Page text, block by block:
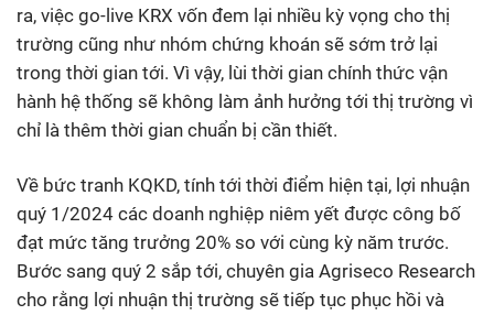
ra, việc go-live KRX vốn đem lại nhiều kỳ vọng cho thị
trường cũng như nhóm chứng khoán sẽ sớm trở lại
trong thời gian tới. Vì vậy, lùi thời gian chính thức vận
hành hệ thống sẽ không làm ảnh hưởng tới thị trường vì
chỉ là thêm thời gian chuẩn bị cần thiết.
Về bức tranh KQKD, tính tới thời điểm hiện tại, lợi nhuận
quý 1/2024 các doanh nghiệp niêm yết được công bố
đạt mức tăng trưởng 20% so với cùng kỳ năm trước.
Bước sang quý 2 sắp tới, chuyên gia Agriseco Research
cho rằng lợi nhuận thị trường sẽ tiếp tục phục hồi và